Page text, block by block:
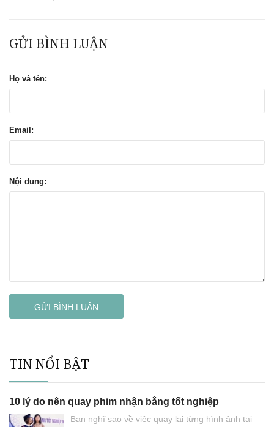
GỬI BÌNH LUẬN
Họ và tên:
Email:
Nội dung:
GỬI BÌNH LUẬN
TIN NỔI BẬT
10 lý do nên quay phim nhận bằng tốt nghiệp
Bạn nghĩ sao về việc quay lại từng hình ảnh tại